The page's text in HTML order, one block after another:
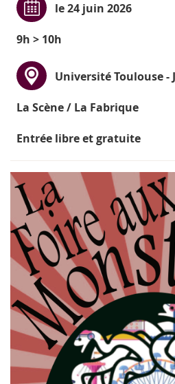
le 24 juin 2026
9h > 10h
Université Toulouse -
La Scène / La Fabrique
Entrée libre et gratuite